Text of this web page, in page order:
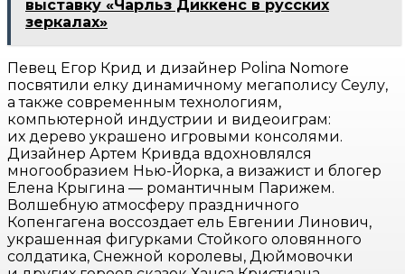
выставку «Чарльз Диккенс в русских
зеркалах»
Певец Егор Крид и дизайнер Polina Nomore
посвятили елку динамичному мегаполису Сеулу,
а также современным технологиям,
компьютерной индустрии и видеоиграм:
их дерево украшено игровыми консолями.
Дизайнер Артем Кривда вдохновлялся
многообразием Нью-Йорка, а визажист и блогер
Елена Крыгина — романтичным Парижем.
Волшебную атмосферу праздничного
Копенгагена воссоздает ель Евгении Линович,
украшенная фигурками Стойкого оловянного
солдатика, Снежной королевы, Дюймовочки